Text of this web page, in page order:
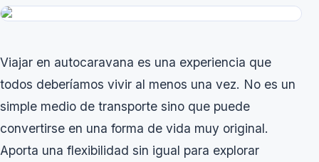
Viajar en autocaravana es una experiencia que
todos deberíamos vivir al menos una vez. No es un
simple medio de transporte sino que puede
convertirse en una forma de vida muy original.
Aporta una flexibilidad sin igual para explorar